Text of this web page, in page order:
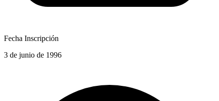
Fecha Inscripción
3 de junio de 1996